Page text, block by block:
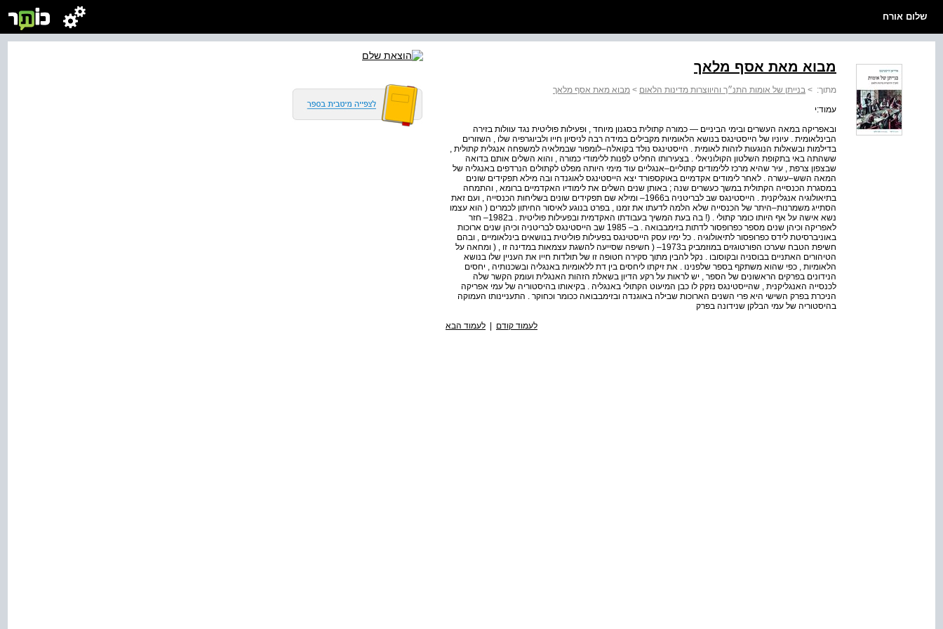
שלום אורח
מבוא מאת אסף מלאך
מתוך: > בנייתן של אומות התנ״ך והיווצרות מדינות הלאום > מבוא מאת אסף מלאך
עמוד:י
ובאפריקה במאה העשרים ובימי הביניים — כמורה קתולית בסגנון מיוחד , ופעילות פוליטית נגד עוולות בזירה
הבינלאומית . עיוניו של הייסטינגס בנושא הלאומיות מקבילים במידה רבה לניסיון חייו ולביוגרפיה שלו , השזורים
בדילמות ובשאלות הנוגעות לזהות לאומית . הייסטינגס נולד בקואלה–לומפור שבמלאיה למשפחה אנגלית קתולית ,
ששהתה באי בתקופת השלטון הקולוניאלי . בצעירותו החליט לפנות ללימודי כמורה , והוא השלים אותם בדואה
שבצפון צרפת , עיר שהיא מרכז ללימודים קתוליים–אנגליים עוד מימי היותה מפלט לקתולים הנרדפים באנגליה של
המאה השש–עשרה . לאחר לימודים אקדמיים באוקספורד יצא הייסטינגס לאוגנדה ובה מילא תפקידים שונים
במסגרת הכנסייה הקתולית במשך כעשרים שנה ; באותן שנים השלים את לימודיו האקדמיים ברומא , והתמחה
בתיאולוגיה אנגליקנית . הייסטינגס שב לבריטניה ב1966– ומילא שם תפקידים שונים בשליחות הכנסייה , ועם זאת
הסתייג משמרנות–היתר של הכנסייה שלא הלמה לדעתו את זמנו , בפרט בנוגע לאיסור החיתון לכמרים ( הוא עצמו
נשא אישה על אף היותו כומר קתולי . (! בה בעת המשיך בעבודתו האקדמית ובפעילות פוליטית . ב1982– חזר
לאפריקה וכיהן שנים מספר כפרופסור לדתות בזימבבואה . ב– 1985 שב הייסטינגס לבריטניה וכיהן שנים ארוכות
באוניברסיטת לידס כפרופסור לתיאולוגיה . כל ימיו עסק הייסטינגס בפעילות פוליטית בנושאים בינלאומיים , ובהם
חשיפת הטבח שערכו הפורטוגזים במוזמביק ב1973– ( חשיפה שסייעה להשגת עצמאות במדינה זו , ( ומחאה על
הטיהורים האתניים בבוסניה ובקוסובו . נקל להבין מתוך סקירה חטופה זו של תולדות חייו את העניין שלו בנושא
הלאומיות , כפי שהוא משתקף בספר שלפנינו . את זיקתו ליחסים בין דת ללאומיות באנגליה ובשכנותיה , יחסים
הנידונים בפרקים הראשונים של הספר , יש לראות על רקע הדיון בשאלת הזהות האנגלית ועומק הקשר שלה
לכנסייה האנגליקנית , שהייסטינגס נזקק לו כבן המיעוט הקתולי באנגליה . בקיאותו בהיסטוריה של עמי אפריקה
הניכרת בפרק השישי היא פרי השנים הארוכות שבילה באוגנדה ובזימבבואה ככומר וכחוקר . התעניינותו העמוקה
בהיסטוריה של עמי הבלקן שנידונה בפרק
לעמוד קודם | לעמוד הבא